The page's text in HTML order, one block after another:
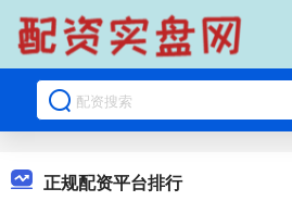
正规配资平台排行